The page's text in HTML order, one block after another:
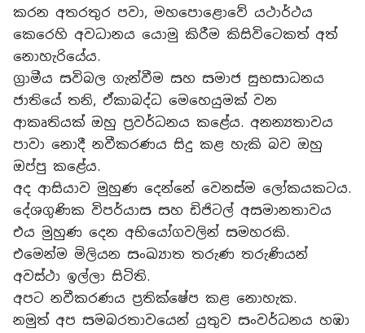
කරන අතරතුර පවා, මහපොළොවේ යථාර්ථය
කෙරෙහි අවධානය යොමු කිරීම කිසිවිටෙකත් අත්
නොහැරියේය.
ග්‍රාමීය සවිබල ගැන්වීම සහ සමාජ සුභසාධනය
ජාතියේ තනි, ඒකාබද්ධ මෙහෙයුමක් වන
ආකෘතියක් ඔහු ප්‍රවර්ධනය කළේය. අනන්‍යතාවය
පාවා නොදී නවීකරණය සිදු කළ හැකි බව ඔහු
ඔප්පු කළේය.
අද ආසියාව මුහුණ දෙන්නේ වෙනස්ම ලෝකයකටය.
දේශගුණික විපර්යාස සහ ඩිජිටල් අසමානතාවය
එය මුහුණ දෙන අභියෝගවලින් සමහරකි.
එමෙන්ම මිලියන සංඛ්‍යාත තරුණ තරුණියන්
අවස්ථා ඉල්ලා සිටිති.
අපට නවීකරණය ප්‍රතික්ෂේප කළ නොහැක.
නමුත් අප සමබරතාවයෙන් යුතුව සංවර්ධනය හඹා